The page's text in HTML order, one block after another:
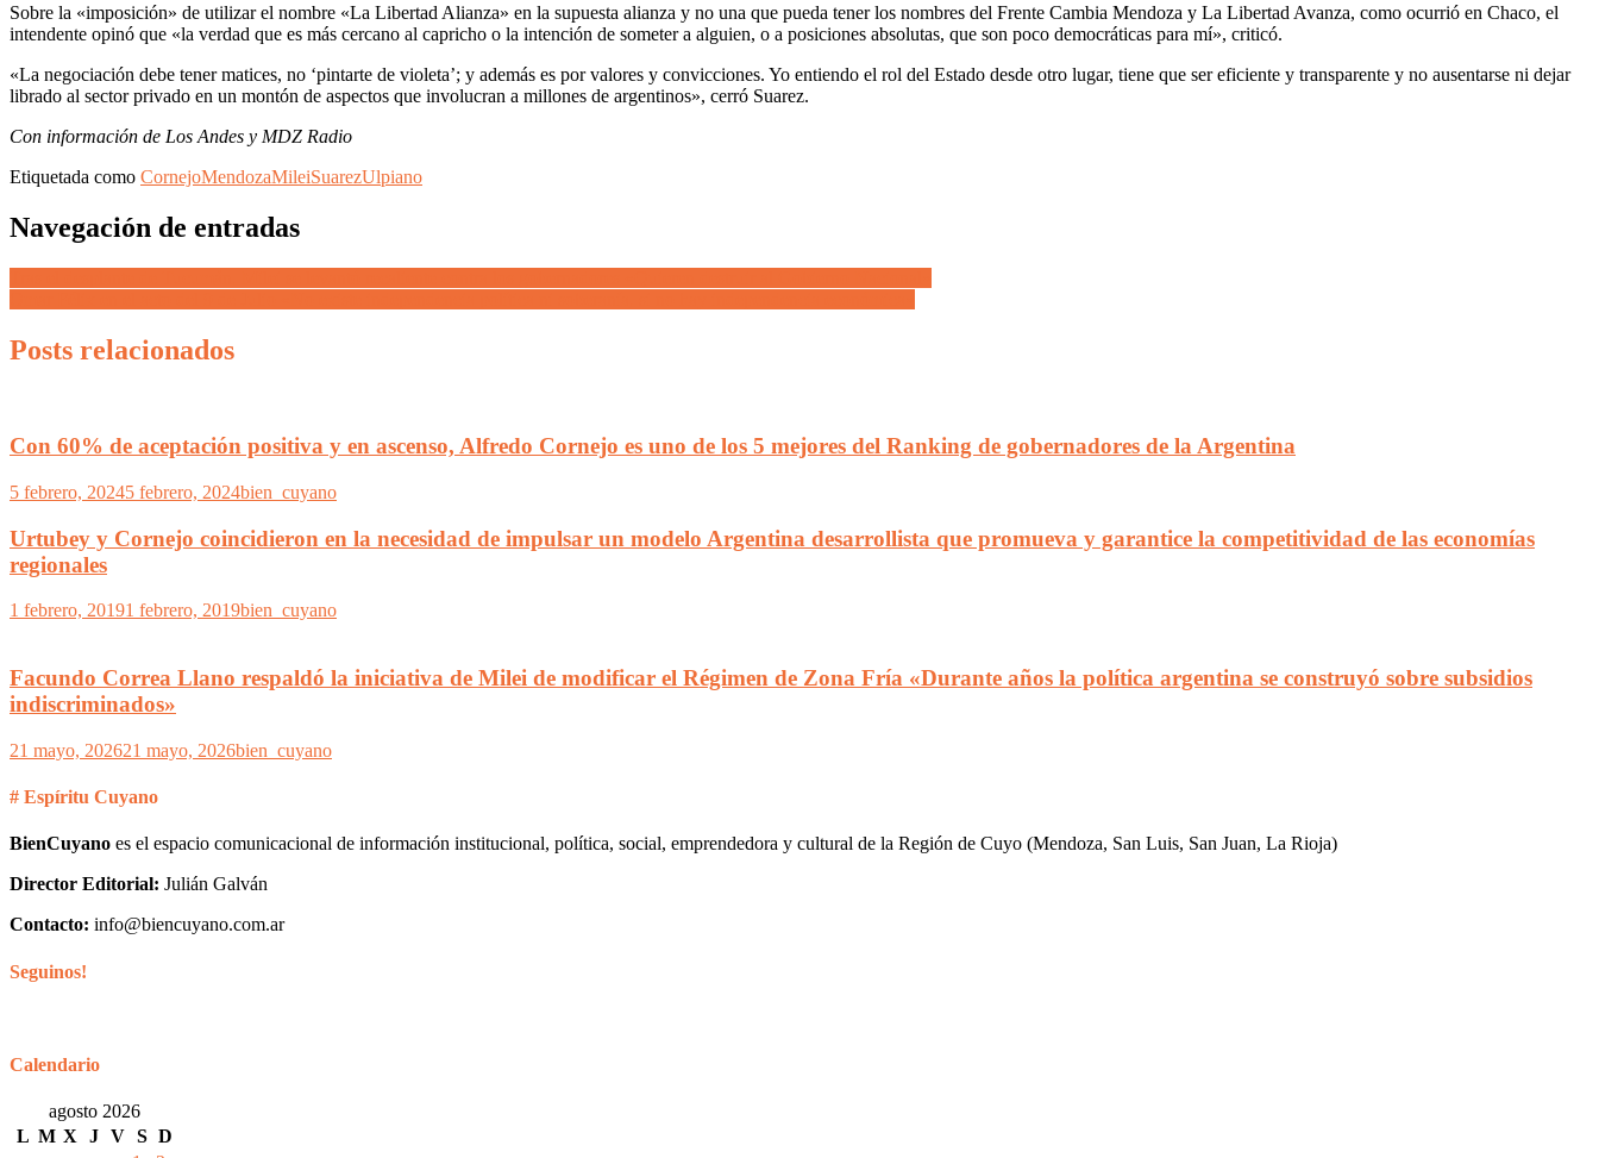
Sobre la «imposición» de utilizar el nombre «La Libertad Alianza» en la supuesta alianza y no una que pueda tener los nombres del Frente Cambia Mendoza y La Libertad Avanza, como ocurrió en Chaco, el
intendente opinó que «la verdad que es más cercano al capricho o la intención de someter a alguien, o a posiciones absolutas, que son poco democráticas para mí», criticó.
«La negociación debe tener matices, no ‘pintarte de violeta’; y además es por valores y convicciones. Yo entiendo el rol del Estado desde otro lugar, tiene que ser eficiente y transparente y no ausentarse ni dejar
librado al sector privado en un montón de aspectos que involucran a millones de argentinos», cerró Suarez.
Con información de Los Andes y MDZ Radio
Etiquetada como CornejoMendozaMileiSuarezUlpiano
Navegación de entradas
Posts relacionados
Con 60% de aceptación positiva y en ascenso, Alfredo Cornejo es uno de los 5 mejores del Ranking de gobernadores de la Argentina
5 febrero, 20245 febrero, 2024bien_cuyano
Urtubey y Cornejo coincidieron en la necesidad de impulsar un modelo Argentina desarrollista que promueva y garantice la competitividad de las economías
regionales
1 febrero, 20191 febrero, 2019bien_cuyano
Facundo Correa Llano respaldó la iniciativa de Milei de modificar el Régimen de Zona Fría «Durante años la política argentina se construyó sobre subsidios
indiscriminados»
21 mayo, 202621 mayo, 2026bien_cuyano
# Espíritu Cuyano
BienCuyano es el espacio comunicacional de información institucional, política, social, emprendedora y cultural de la Región de Cuyo (Mendoza, San Luis, San Juan, La Rioja)
Director Editorial: Julián Galván
Contacto: info@biencuyano.com.ar
Seguinos!
Calendario
agosto 2026
L M X J V S D